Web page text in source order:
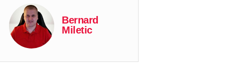
Bernard
Miletic